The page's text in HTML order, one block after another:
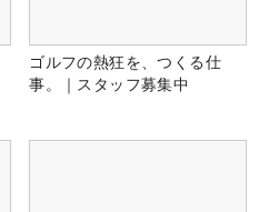
ゴルフの熱狂を、つくる仕
事。｜スタッフ募集中